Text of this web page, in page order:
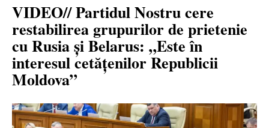
VIDEO// Partidul Nostru cere
restabilirea grupurilor de prietenie
cu Rusia și Belarus: „Este în
interesul cetățenilor Republicii
Moldova”